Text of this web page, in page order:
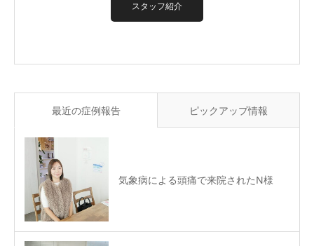
スタッフ紹介
最近の症例報告 ピックアップ情報
気象病による頭痛で来院されたN様